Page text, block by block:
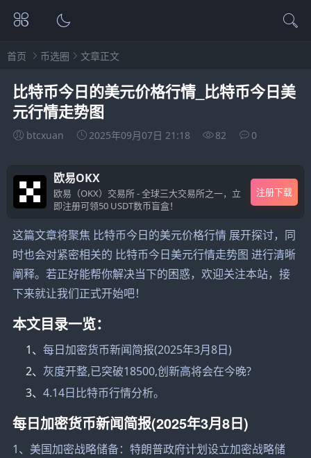
首页 币选圈 文章正文
比特币今日的美元价格行情_比特币今日美
元行情走势图
btcxuan 2025年09月07日 21:18 82 0
欧易OKX
欧易（OKX）交易所 - 全球三大交易所之一，立
即注册可领50 USDT数币盲盒！
注册下载
这篇文章将聚焦 比特币今日的美元价格行情 展开探讨，同
时也会对紧密相关的 比特币今日美元行情走势图 进行清晰
阐释。若正好能帮你解决当下的困惑，欢迎关注本站，接
下来就让我们正式开始吧！
本文目录一览：
1、每日加密货币新闻简报(2025年3月8日)
2、 灰度开整,已突破18500,创新高将会在今晚?
3、4.14日比特币行情分析。
每日加密货币新闻简报(2025年3月8日)
1、美国加密战略储备：特朗普政府计划设立加密战略储